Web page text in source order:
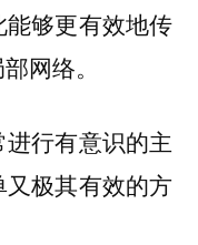
够更有效地传
网络。
行有意识的主
极其有效的方